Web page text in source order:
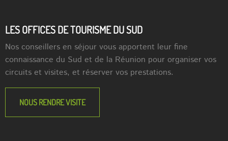
LES OFFICES DE TOURISME DU SUD
Nos conseillers en séjour vous apportent leur fine
connaissance du Sud et de la Réunion pour organiser vos
circuits et visites, et réserver vos prestations.
NOUS RENDRE VISITE